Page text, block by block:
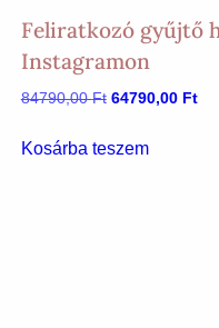
Feliratkozó gyűjtő
Instagramon
84790,00Ft Original
was:
64790,00 Ft
Kosárba teszem